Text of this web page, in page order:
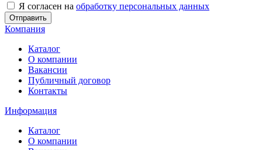
Я согласен на обработку персональных данных
Отправить
Компания
Каталог
О компании
Вакансии
Публичный договор
Контакты
Информация
Каталог
О компании